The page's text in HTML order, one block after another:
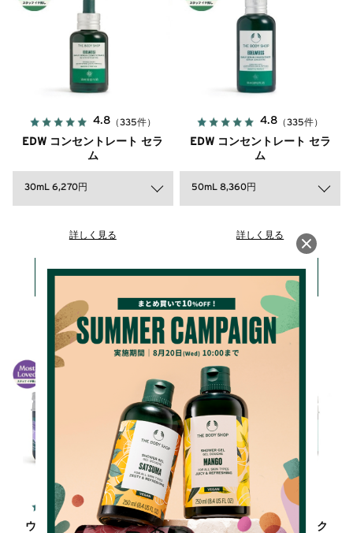
4.8（335件）
EDW コンセントレート セラ
ム
30mL 6,270円
詳しく見る
カートに入れる
4.8 （335件）
EDW コンセントレート セラ
ム
50mL 8,360円
詳しく見る
カートに入れる
4.7（198件）
ウェルネス バーミィボディ
（147件）
ウェルネス ボディジェルク